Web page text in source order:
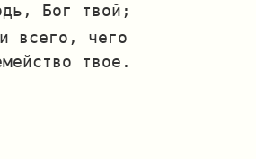
Бог твой;
всего, чего
твое.